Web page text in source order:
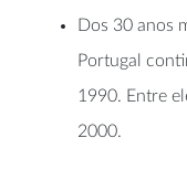
Dos 30 anos
Portugal
1990. Entre
2000.